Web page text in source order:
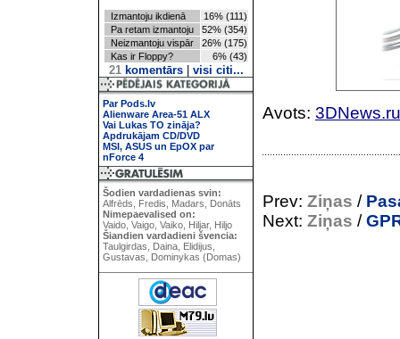
Izmantoju ikdienā
16% (111)
Pa retam izmantoju
52% (354)
Neizmantoju vispār
26% (175)
Kas ir Floppy?
6% (43)
21komentārs| visi citi...
Par Pods.lv
Alienware Area-51 ALX
Vai Lukas TO zināja?
Apdrukājam CD/DVD
MSI, ASUS un EpOX par
nForce 4
Šodien vardadienas svin:
Alfrēds, Fredis, Madars, Donāts
Nimepaevalised on:
Vaido, Vaigo, Vaiko, Hiljar, Hiljo
Šiandien vardadieni švencia:
Taulgirdas, Daina, Elidijus,
Gustavas, Dominykas (Domas)
Avots: 3DNews.ru
Prev: Ziņas /
Next: Ziņas /